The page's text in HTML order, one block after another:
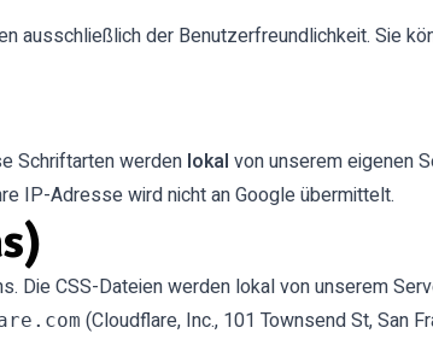
ausschließlich der Benutzerfreundlichkeit. Sie
Schriftarten werden lokal von unserem eigenen
IP-Adresse wird nicht an Google übermittelt.
Die CSS-Dateien werden lokal von unserem
(Cloudflare, Inc., 101 Townsend St, San